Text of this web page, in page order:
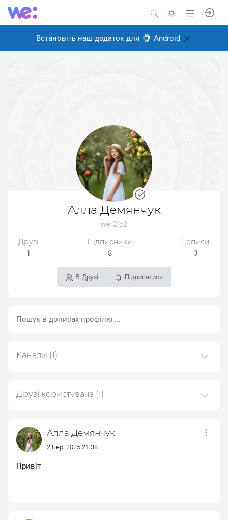
Встановіть наш додаток для Android
Алла Демянчук
we:2fc2
Друзі
1
Підписники
8
Дописи
3
В Друзі Підписатись
Канали (1)
Друзі користувача (1)
Алла Демянчук
2 Бер. 2025 21:38
Привіт